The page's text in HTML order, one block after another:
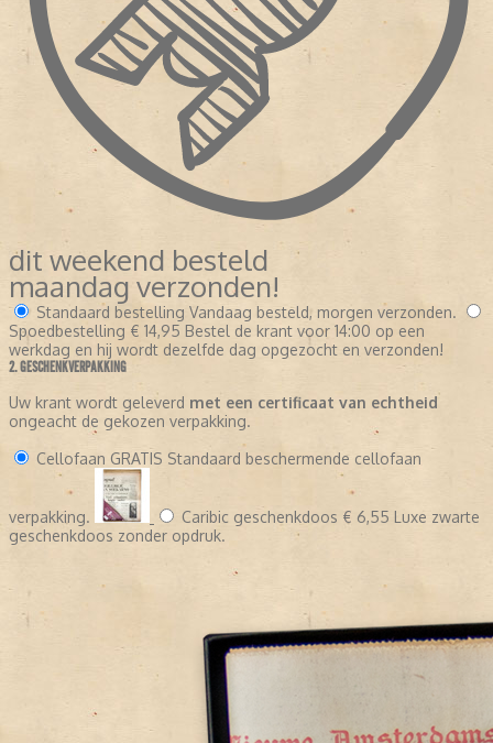
dit weekend besteld
maandag verzonden!
Standaard bestelling Vandaag besteld, morgen verzonden.
Spoedbestelling € 14,95 Bestel de krant voor 14:00 op een
werkdag en hij wordt dezelfde dag opgezocht en verzonden!
2. GESCHENKVERPAKKING
Uw krant wordt geleverd met een certificaat van echtheid
ongeacht de gekozen verpakking.
Cellofaan GRATIS Standaard beschermende cellofaan
verpakking. Caribic geschenkdoos € 6,55 Luxe zwarte
geschenkdoos zonder opdruk.